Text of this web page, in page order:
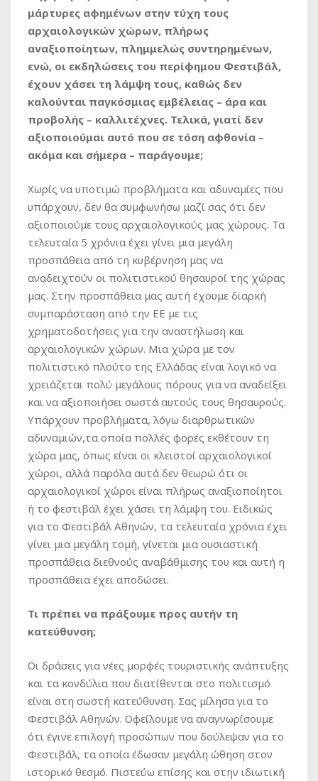
μάρτυρες αφημένων στην τύχη τους
αρχαιολογικών χώρων, πλήρως
αναξιοποίητων, πλημμελώς συντηρημένων,
ενώ, οι εκδηλώσεις του περίφημου Φεστιβάλ,
έχουν χάσει τη λάμψη τους, καθώς δεν
καλούνται παγκόσμιας εμβέλειας – άρα και
προβολής – καλλιτέχνες. Τελικά, γιατί δεν
αξιοποιούμαι αυτό που σε τόση αφθονία –
ακόμα και σήμερα – παράγουμε;
Χωρίς να υποτιμώ προβλήματα και αδυναμίες που
υπάρχουν, δεν θα συμφωνήσω μαζί σας ότι δεν
αξιοποιούμε τους αρχαιολογικούς μας χώρους. Τα
τελευταία 5 χρόνια έχει γίνει μια μεγάλη
προσπάθεια από τη κυβέρνηση μας να
αναδειχτούν οι πολιτιστικού θησαυροί της χώρας
μας. Στην προσπάθεια μας αυτή έχουμε διαρκή
συμπαράσταση από την ΕΕ με τις
χρηματοδοτήσεις για την αναστήλωση και
αρχαιολογικών χώρων. Μια χώρα με τον
πολιτιστικό πλούτο της Ελλάδας είναι λογικό να
χρειάζεται πολύ μεγάλους πόρους για να αναδείξει
και να αξιοποιήσει σωστά αυτούς τους θησαυρούς.
Υπάρχουν προβλήματα, λόγω διαρθρωτικών
αδυναμιών,τα οποία πολλές φορές εκθέτουν τη
χώρα μας, όπως είναι οι κλειστοί αρχαιολογικοί
χώροι, αλλά παρόλα αυτά δεν θεωρώ ότι οι
αρχαιολογικοί χώροι είναι πλήρως αναξιοποίητοι
ή το φεστιβάλ έχει χάσει τη λάμψη του. Ειδικώς
για το Φεστιβάλ Αθηνών, τα τελευταία χρόνια έχει
γίνει μια μεγάλη τομή, γίνεται μια ουσιαστική
προσπάθεια διεθνούς αναβάθμισης του και αυτή η
προσπάθεια έχει αποδώσει.
Τι πρέπει να πράξουμε προς αυτήν τη
κατεύθυνση;
Οι δράσεις για νέες μορφές τουριστικής ανάπτυξης
και τα κονδύλια που διατίθενται στο πολιτισμό
είναι στη σωστή κατεύθυνση. Σας μίλησα για το
Φεστιβάλ Αθηνών. Οφείλουμε να αναγνωρίσουμε
ότι έγινε επιλογή προσώπων που δούλεψαν για το
Φεστιβάλ, τα οποία έδωσαν μεγάλη ώθηση στον
ιστορικό θεσμό. Πιστεύω επίσης και στην ιδιωτική